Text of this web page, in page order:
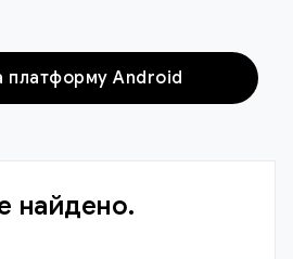
платформу Android
найдено.